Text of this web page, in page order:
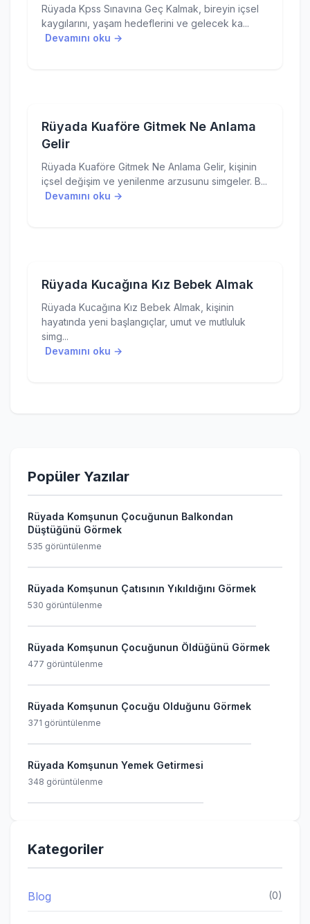
Rüyada Kpss Sınavına Geç Kalmak, bireyin içsel
kaygılarını, yaşam hedeflerini ve gelecek ka...
Devamını oku →
Rüyada Kuaföre Gitmek Ne Anlama
Gelir
Rüyada Kuaföre Gitmek Ne Anlama Gelir, kişinin
içsel değişim ve yenilenme arzusunu simgeler. B...
Devamını oku →
Rüyada Kucağına Kız Bebek Almak
Rüyada Kucağına Kız Bebek Almak, kişinin
hayatında yeni başlangıçlar, umut ve mutluluk
simg...
Devamını oku →
Popüler Yazılar
Rüyada Komşunun Çocuğunun Balkondan
Düştüğünü Görmek
535 görüntülenme
Rüyada Komşunun Çatısının Yıkıldığını Görmek
530 görüntülenme
Rüyada Komşunun Çocuğunun Öldüğünü Görmek
477 görüntülenme
Rüyada Komşunun Çocuğu Olduğunu Görmek
371 görüntülenme
Rüyada Komşunun Yemek Getirmesi
348 görüntülenme
Kategoriler
Blog (0)